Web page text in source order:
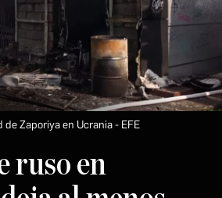
de Zaporiya en Ucrania EFE
ruso en